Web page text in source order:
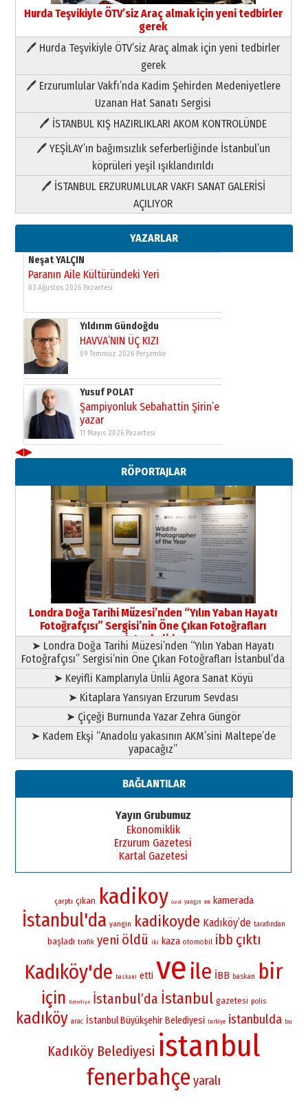
Hurda Teşvikiyle ÖTV’siz Araç almak için yeni tedbirler
gerek
🖊 Hurda Teşvikiyle ÖTV’siz Araç almak için yeni tedbirler
gerek
🖊 Erzurumlular Vakfı’nda Kadim Şehirden Medeniyetlere
Uzanan Hat Sanatı Sergisi
🖊 İSTANBUL KIŞ HAZIRLIKLARI AKOM KONTROLÜNDE
🖊 YEŞİLAY’ın bağımsızlık seferberliğinde İstanbul’un
köprüleri yeşil ışıklandırıldı
🖊 İSTANBUL ERZURUMLULAR VAKFI SANAT GALERİSİ
AÇILIYOR
YAZARLAR
Paranın Aile Kültüründeki Yeri
03 Ağustos 2026 Pazartesi
Yıldırım Gündoğdu
HAVVA’NIN ÜÇ KIZI
09 Temmuz 2026 Perşembe
Yusuf POLAT
Şampiyonluk Sebahattin Şirin’e
yazar
11 Mayıs 2026 Pazartesi
Neşat YALÇIN
Paranın Aile Kültüründeki Yeri
03 Ağustos 2026 Pazartesi
Yıldırım Gündoğdu
HAVVA’NIN ÜÇ KIZI
09 Temmuz 2026 Perşembe
Yusuf POLAT
Şampiyonluk Sebahattin Şirin’e
yazar
11 Mayıs 2026 Pazartesi
Neşat YALÇIN
Paranın Aile Kültüründeki Yeri
03 Ağustos 2026 Pazartesi
Yıldırım Gündoğdu
HAVVA’NIN ÜÇ KIZI
09 Temmuz 2026 Perşembe
Yusuf POLAT
Şampiyonluk Sebahattin Şirin’e
yazar
11 Mayıs 2026 Pazartesi
◀▶
RÖPORTAJLAR
Londra Doğa Tarihi Müzesi’nden “Yılın Yaban Hayatı
Fotoğrafçısı” Sergisi’nin Öne Çıkan Fotoğrafları
İstanbul’da
➤ Londra Doğa Tarihi Müzesi’nden “Yılın Yaban Hayatı
Fotoğrafçısı” Sergisi’nin Öne Çıkan Fotoğrafları İstanbul’da
➤ Keyifli Kamplarıyla Ünlü Agora Sanat Köyü
➤ Kitaplara Yansıyan Erzurum Sevdası
➤ Çiçeği Burnunda Yazar Zehra Güngör
➤ Kadem Ekşi “Anadolu yakasının AKM’sini Maltepe’de
yapacağız”
BAĞLANTILAR
Yayın Grubumuz
Ekonomiklik
Erzurum Gazetesi
Kartal Gazetesi
çarptı çıkan kadikoy özel yangın en kamerada
İstanbul'da yangin kadikoyde Kadıköy’de tarafından
başladı trafik yeni öldü iki kaza otomobil ibb çıktı
Kadıköy'de baskani etti ve ile İBB baskan bir
için Belediye İstanbul’da İstanbul gazetesi polis
kadıköy arac İstanbul Büyükşehir Belediyesi turkiye istanbulda bu
Kadıköy Belediyesi istanbul
fenerbahçe yaralı